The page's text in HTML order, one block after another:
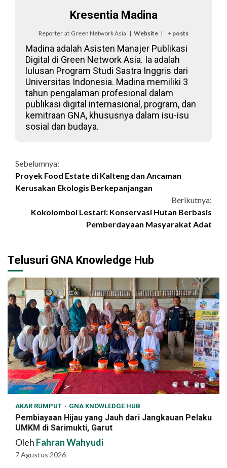
Kresentia Madina
Reporter at Green Network Asia | Website | + posts
Madina adalah Asisten Manajer Publikasi
Digital di Green Network Asia. Ia adalah
lulusan Program Studi Sastra Inggris dari
Universitas Indonesia. Madina memiliki 3
tahun pengalaman profesional dalam
publikasi digital internasional, program, dan
kemitraan GNA, khususnya dalam isu-isu
sosial dan budaya.
Continue
Reading
Sebelumnya:
Proyek Food Estate di Kalteng dan Ancaman
Kerusakan Ekologis Berkepanjangan
Berikutnya:
Kokolomboi Lestari: Konservasi Hutan Berbasis
Pemberdayaan Masyarakat Adat
Telusuri GNA Knowledge Hub
AKAR RUMPUT GNA KNOWLEDGE HUB
Pembiayaan Hijau yang Jauh dari Jangkauan Pelaku
UMKM di Sarimukti, Garut
Oleh Fahran Wahyudi
7 Agustus 2026